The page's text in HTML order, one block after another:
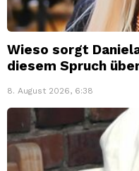
Wieso sorgt
diesem Spruch
8. August 2026, 6:38